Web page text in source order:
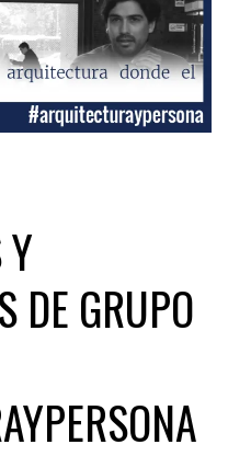
DE GRUPO